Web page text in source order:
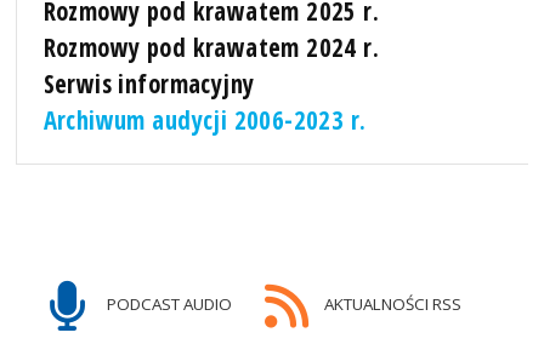
Rozmowy pod krawatem 2025 r.
Rozmowy pod krawatem 2024 r.
Serwis informacyjny
Archiwum audycji 2006-2023 r.
PODCAST AUDIO AKTUALNOŚCI RSS